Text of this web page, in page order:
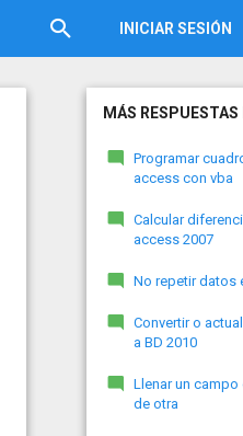
INICIAR SESIÓN
MÁS
Programar
access con vba
Calcular
access 2007
No repetir datos
Convertir o
a BD 2010
Llenar un campo
de otra